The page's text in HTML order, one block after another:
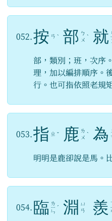
052. 按 ㄢ ˋ 部 ㄅ
ㄨ ˋ 就
部，類別；班，次序
理，加以編排順序。
行。也可指依照老規
053. 指 ㄓ ˇ 鹿 ㄌ
ㄨ ˋ 為
明明是鹿卻說是馬。
054. 臨 ㄌ
ㄧ
ㄣ
ˊ 淵 ㄩ
ㄢ
羨